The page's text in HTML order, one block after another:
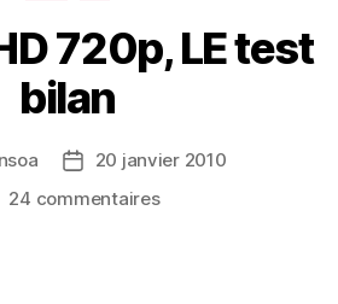
720p, LE test
bilan
Date20 janvier 2010
24 commentairessur